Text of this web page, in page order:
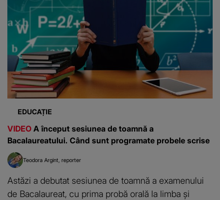
EDUCAȚIE
VIDEO A început sesiunea de toamnă a
Bacalaureatului. Când sunt programate probele scrise
Teodora Argint reporter
Astăzi a debutat sesiunea de toamnă a examenului
de Bacalaureat, cu prima probă orală la limba și